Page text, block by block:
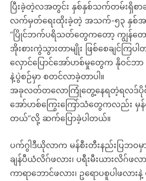
ပြီးခဲ့တဲ့လအတွင်း နှစ်နှစ်သက်တမ်းရှိစ
လက်မှတ်ရေးထိုးခဲ့တဲ့ အသက်-၅၃ နှစ်အ
“ပြိုင်ဘက်ပရိသတ်တွေကတော့ ကျွန်တ
အိုးစားကွဲသွားတာမျိုး ဖြစ်စေချင်ကြ
လှောင်ပြောင်အော်ဟစ်မှုတွေက နိုဝင်ဘ
နဲ့ပွဲစဉ်မှာ စတင်လာခဲ့တာပါ။
အခုလတ်တလောကြုံတွေ့နေရတဲ့ရလဒ်ပို
အော်ဟစ်ကြွေးကြော်သံတွေကလည်း မှန်က
တယ်”လို့ ဆက်ပြောခဲ့ပါတယ်။
ပက်ဂွါဒီယိုလာက မန်စီးတီးနည်းပြဘဝ
ချန်ပီယံလိဂ်ဖလား၊ ပရီးမီးယားလိဂ်ဖလ
ကာရာဘောင်ဖလား၊ ဥရောပစူပါဖလား